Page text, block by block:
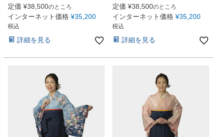
定価 ¥38,500のところ
インターネット価格 ¥35,200
税込
詳細を見る
定価 ¥38,500のところ
インターネット価格 ¥35,200
税込
詳細を見る